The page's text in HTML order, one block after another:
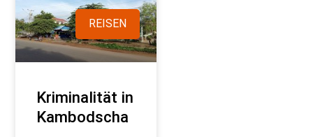
REISEN
Kriminalität in
Kambodscha